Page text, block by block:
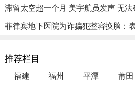
滞留太空超一个月 美宇航员发声 无法
菲律宾地下医院为诈骗犯整容换脸：
推荐栏目
福建 福州 平潭 莆田